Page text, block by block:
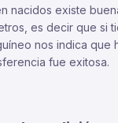
nacidos existe
es decir que si
nos indica que
fue exitosa.